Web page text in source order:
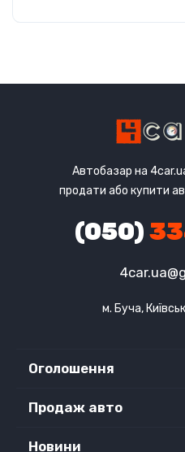
Автобазар на
продати або купити
(050)
м. Буча,
Оголошення
Продаж авто
Новини